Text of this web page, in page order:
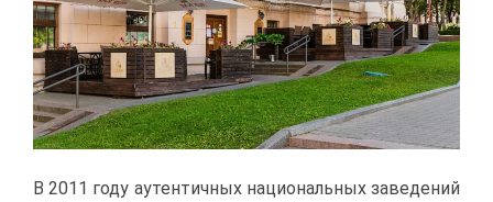
В 2011 го­ду аутен­тич­ных на­ци­о­наль­ных за­ве­де­ний